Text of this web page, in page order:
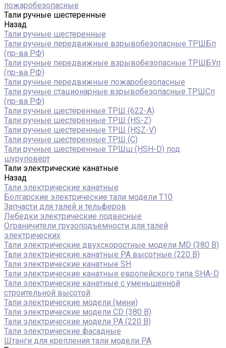
пожаробезопасные
Тали ручные шестеренные
Назад
Тали ручные шестеренные
Тали ручные передвижные взрывобезопасные ТРШБп
(пр-ва РФ)
Тали ручные передвижные взрывобезопасные ТРШБУп
(пр-ва РФ)
Тали ручные передвижные пожаробезопасные
Тали ручные стационарные взрывобезопасные ТРШСп
(пр-ва РФ)
Тали ручные шестеренные ТРШ (622-A)
Тали ручные шестеренные ТРШ (HS-Z)
Тали ручные шестеренные ТРШ (HSZ-V)
Тали ручные шестеренные ТРШ (С)
Тали ручные шестеренные ТРШш (HSH-D) под
шуруповёрт
Тали электрические канатные
Назад
Тали электрические канатные
Болгарские электрические тали модели T10
Запчасти для талей и тельферов
Лебедки электрические подвесные
Ограничители грузоподъемности для талей
электрических
Тали электрические двухскоростные модели MD (380 В)
Тали электрические канатные PA высотные (220 В)
Тали электрические канатные SH
Тали электрические канатные европейского типа SHA-D
Тали электрические канатные с уменьшенной
строительной высотой
Тали электрические модели (мини)
Тали электрические модели CD (380 В)
Тали электрические модели РА (220 В)
Тали электрические фасадные
Штанги для крепления тали модели РА